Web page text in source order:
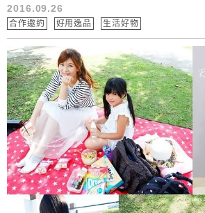
2016.09.26
合作邀約 好用逸品 生活好物